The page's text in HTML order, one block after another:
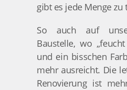
gibt es jede Menge zu
So auch auf
Baustelle, wo
und ein bisschen
mehr ausreicht. Die
Renovierung ist